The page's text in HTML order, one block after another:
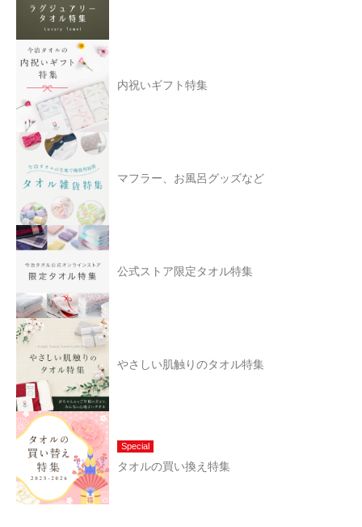
内祝いギフト特集
マフラー、お風呂グッズなど
公式ストア限定タオル特集
やさしい肌触りのタオル特集
Special
タオルの買い換え特集